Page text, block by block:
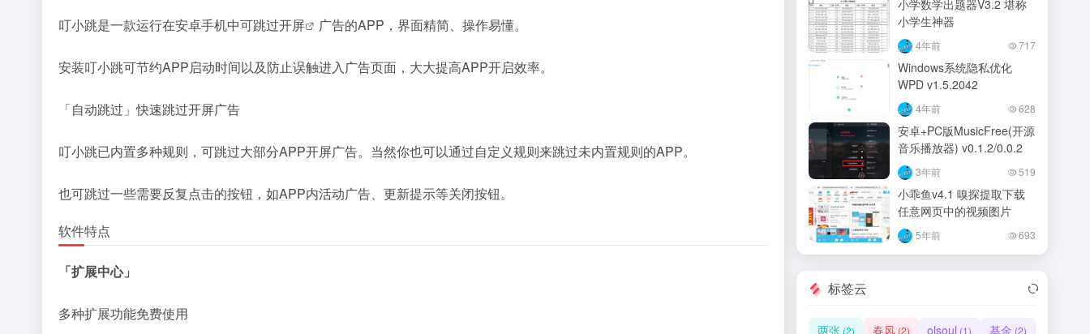
叮小跳是一款运行在安卓手机中可跳过开屏 广告的APP，界面精简、操作易懂。
安装叮小跳可节约APP启动时间以及防止误触进入广告页面，大大提高APP开启效率。
「自动跳过」快速跳过开屏广告
叮小跳已内置多种规则，可跳过大部分APP开屏广告。当然你也可以通过自定义规则来跳过未内置规则的APP。
也可跳过一些需要反复点击的按钮，如APP内活动广告、更新提示等关闭按钮。
软件特点
「扩展中心」
多种扩展功能免费使用
小学数学出题器V3.2 堪称
小学生神器
4年前 717
Windows系统隐私优化
WPD v1.5.2042
4年前 628
安卓+PC版MusicFree(开源
音乐播放器) v0.1.2/0.0.2
3年前 519
小乖鱼v4.1 嗅探提取下载
任意网页中的视频图片
5年前 693
标签云
两张(2) 春风(2) olsoul (1) 基金 (2)